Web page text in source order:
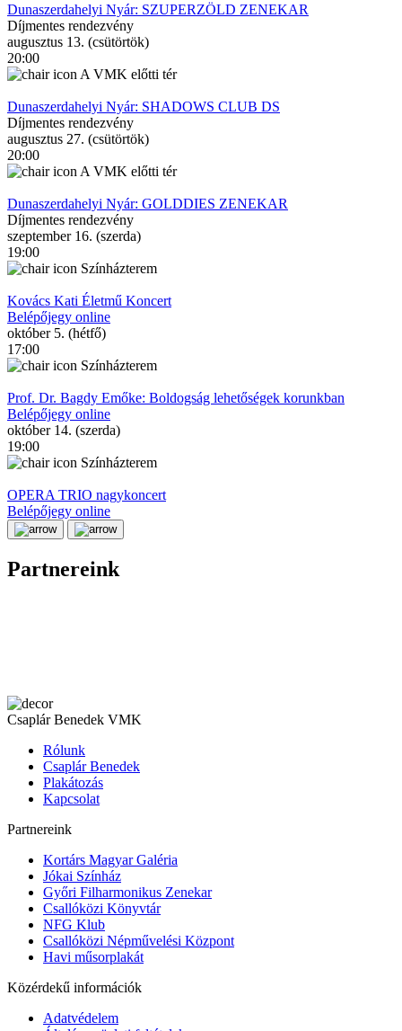
Dunaszerdahelyi Nyár: SZUPERZÖLD ZENEKAR
Díjmentes rendezvény
augusztus 13. (csütörtök)
20:00
A VMK előtti tér
Dunaszerdahelyi Nyár: SHADOWS CLUB DS
Díjmentes rendezvény
augusztus 27. (csütörtök)
20:00
A VMK előtti tér
Dunaszerdahelyi Nyár: GOLDDIES ZENEKAR
Díjmentes rendezvény
szeptember 16. (szerda)
19:00
Színházterem
Kovács Kati Életmű Koncert
Belépőjegy online
október 5. (hétfő)
17:00
Színházterem
Prof. Dr. Bagdy Emőke: Boldogság lehetőségek korunkban
Belépőjegy online
október 14. (szerda)
19:00
Színházterem
OPERA TRIO nagykoncert
Belépőjegy online
Partnereink
Csaplár Benedek VMK
Rólunk
Csaplár Benedek
Plakátozás
Kapcsolat
Partnereink
Kortárs Magyar Galéria
Jókai Színház
Győri Filharmonikus Zenekar
Csallóközi Könyvtár
NFG Klub
Csallóközi Népművelési Központ
Havi műsorplakát
Közérdekű információk
Adatvédelem